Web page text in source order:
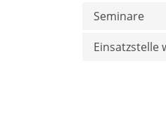
Seminare
Einsatzstelle